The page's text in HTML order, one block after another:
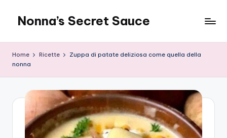
content
Nonna’s Secret Sauce
Home Ricette
Zuppa di patate deliziosa come quella della
nonna